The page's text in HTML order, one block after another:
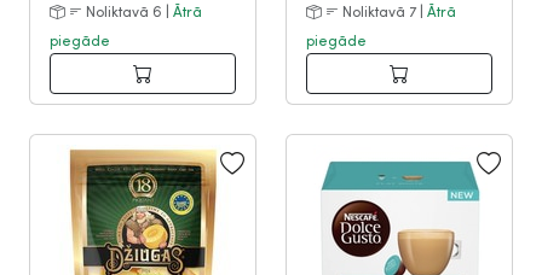
Noliktavā 6 | Ātrā
piegāde
Noliktavā 7 | Ātrā
piegāde